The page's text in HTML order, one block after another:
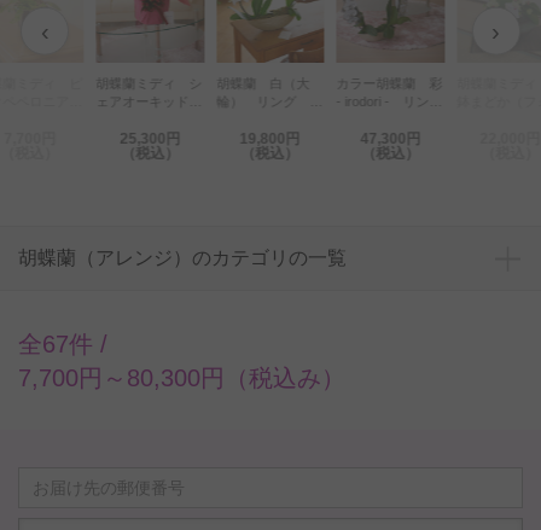
‹ ›
ェアオーキッド
25,300円
カラー胡蝶蘭 彩
- irodori - リン
（カスタム）
47,300円
ン）5本立 ※敷
物付
胡蝶蘭（アレンジ）のカテゴリの一覧
全67件 /
7,700円～80,300円（税込み）